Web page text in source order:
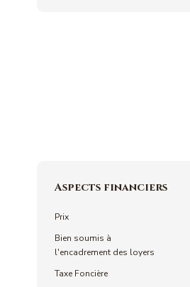
Aspects financiers
Prix
Bien soumis à
l'encadrement des loyers
Taxe Foncière